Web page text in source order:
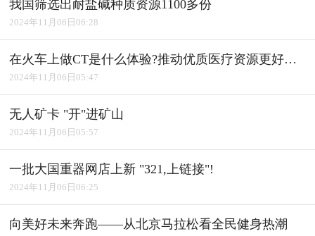
我国筛选出耐盐碱种质资源1100多份
2024年11月06日06:28
在火车上做CT是什么体验?推动优质医疗资源更好惠及基层
2024年11月06日05:47
无人矿卡 "开"进矿山
2024年11月06日05:57
一批大国重器网店上新 "321,上链接"!
2024年11月06日06:25
向美好未来奔跑――从北京马拉松看全民健身热潮